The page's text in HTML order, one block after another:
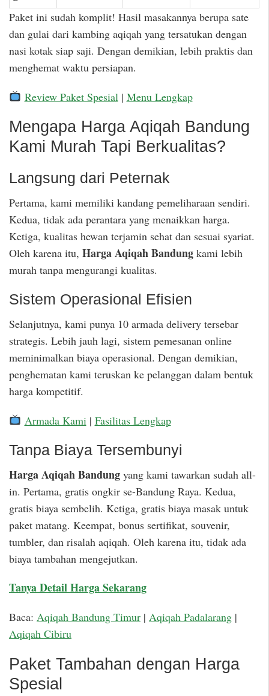
Paket ini sudah komplit! Hasil masakannya berupa sate
dan gulai dari kambing aqiqah yang tersatukan dengan
nasi kotak siap saji. Dengan demikian, lebih praktis dan
menghemat waktu persiapan.
Review Paket Spesial | Menu Lengkap
Mengapa Harga Aqiqah Bandung
Kami Murah Tapi Berkualitas?
Langsung dari Peternak
Pertama, kami memiliki kandang pemeliharaan sendiri.
Kedua, tidak ada perantara yang menaikkan harga.
Ketiga, kualitas hewan terjamin sehat dan sesuai syariat.
Oleh karena itu, Harga Aqiqah Bandung kami lebih
murah tanpa mengurangi kualitas.
Sistem Operasional Efisien
Selanjutnya, kami punya 10 armada delivery tersebar
strategis. Lebih jauh lagi, sistem pemesanan online
meminimalkan biaya operasional. Dengan demikian,
penghematan kami teruskan ke pelanggan dalam bentuk
harga kompetitif.
Armada Kami | Fasilitas Lengkap
Tanpa Biaya Tersembunyi
Harga Aqiqah Bandung yang kami tawarkan sudah all-
in. Pertama, gratis ongkir se-Bandung Raya. Kedua,
gratis biaya sembelih. Ketiga, gratis biaya masak untuk
paket matang. Keempat, bonus sertifikat, souvenir,
tumbler, dan risalah aqiqah. Oleh karena itu, tidak ada
biaya tambahan mengejutkan.
Tanya Detail Harga Sekarang
Baca: Aqiqah Bandung Timur | Aqiqah Padalarang |
Aqiqah Cibiru
Paket Tambahan dengan Harga
Spesial